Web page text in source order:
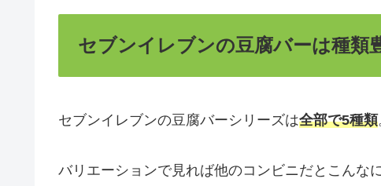
セブンイレブンの豆腐バーは種類
セブンイレブンの豆腐バーシリーズは全部で5種類
バリエーションで見れば他のコンビニだとこんな